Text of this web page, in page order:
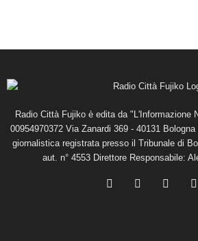
Radio Città Fujiko è edita da "L'Informazione
00954970372 Via Zanardi 369 - 40131
giornalistica registrata presso il Tribunale di
aut. n° 4553 Direttore Responsabile: